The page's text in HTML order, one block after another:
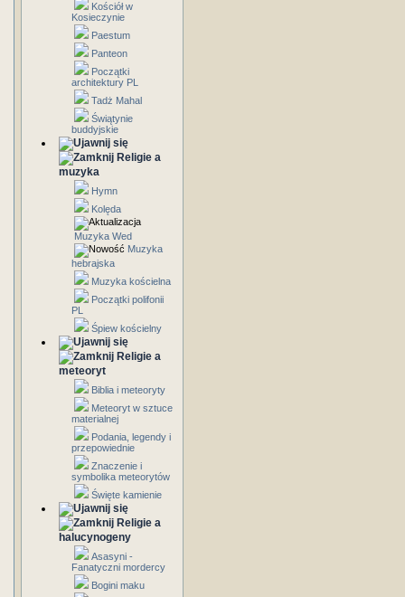
Kościół w
Kosieczynie
Paestum
Panteon
Początki
architektury PL
Tadż Mahal
Świątynie
buddyjskie
Religie a
muzyka
Hymn
Kolęda
Muzyka Wed
Muzyka
hebrajska
Muzyka kościelna
Początki polifonii
PL
Śpiew kościelny
Religie a
meteoryt
Biblia i meteoryty
Meteoryt w sztuce
materialnej
Podania, legendy i
przepowiednie
Znaczenie i
symbolika meteorytów
Święte kamienie
Religie a
halucynogeny
Asasyni -
Fanatyczni mordercy
Bogini maku